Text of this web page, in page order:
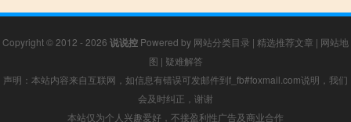
Copyright © 2012 - 2026 说说控 Powered by 网站分类目录 | 精选推荐文章 | 网站地
图 | 疑难解答
声明：本站内容来自互联网，如信息有错误可发邮件到f_fb#foxmail.com说明，我们
会及时纠正，谢谢
本站仅为个人兴趣爱好，不接盈利性广告及商业合作